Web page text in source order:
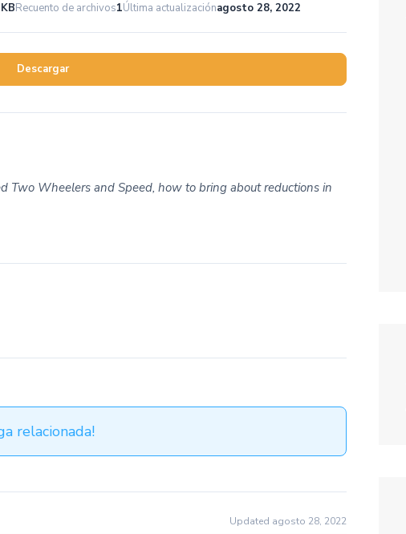
Recuento de archivos1Última actualizaciónagosto 28, 2022
Descargar
Two Wheelers and Speed, how to bring about reductions in
relacionada!
Updated agosto 28, 2022